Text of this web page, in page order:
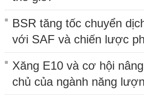
BSR tăng tốc chuyển
với SAF và chiến lược
Xăng E10 và cơ hội
chủ của ngành năng